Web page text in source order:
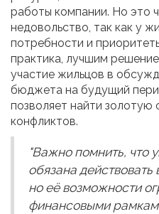
работы компании. Но это
недовольство, так как у
потребности и
практика, лучшим
участие жильцов в
бюджета на будущий
позволяет найти золотую
конфликтов.
"Важно помнить, что
обязана
но её возможности
финансовыми